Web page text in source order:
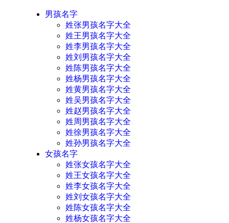
男孩名字
姓张男孩名字大全
姓王男孩名字大全
姓李男孩名字大全
姓刘男孩名字大全
姓陈男孩名字大全
姓杨男孩名字大全
姓黄男孩名字大全
姓吴男孩名字大全
姓赵男孩名字大全
姓周男孩名字大全
姓徐男孩名字大全
姓孙男孩名字大全
女孩名字
姓张女孩名字大全
姓王女孩名字大全
姓李女孩名字大全
姓刘女孩名字大全
姓陈女孩名字大全
姓杨女孩名字大全